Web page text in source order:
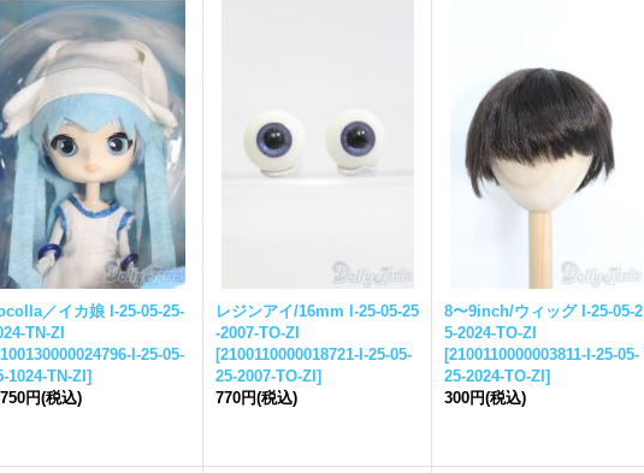
／イカ娘 I-25-05-25-
TN-ZI
I-25-05-
1024-TN-ZI ]
円(税込)
レジンアイ/16mm I-25-05-25
-2007-TO-ZI
[2100110000018721-I-25-05-
25-2007-TO-ZI ]
770円(税込)
8〜9inch/ウィッグ I-25-05-2
5-2024-TO-ZI
[2100110000003811-I-25-05-
25-2024-TO-ZI ]
300円(税込)